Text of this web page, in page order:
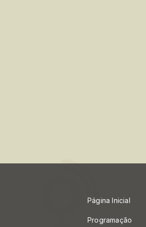
Página Inicial
Programação